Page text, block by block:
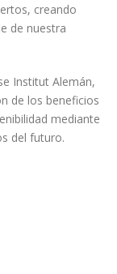
creando
de nuestra
Institut Alemán,
de los beneficios
mediante
del futuro.